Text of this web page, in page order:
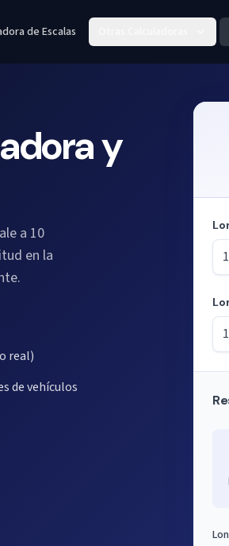
de Escalas
y
a 10
en la
real)
de vehículos